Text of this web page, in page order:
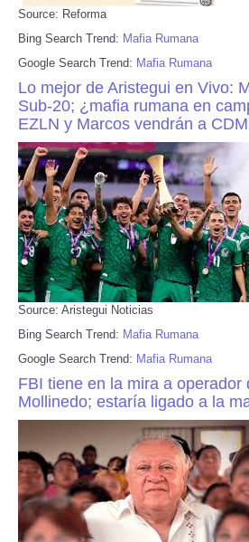
Source: Reforma
Bing Search Trend: Mafia Rumana
Google Search Trend: Mafia Rumana
Lo mejor de Aristegui en Vivo:
Sub-20; ¿mafia rumana en
EZLN y Marcos vendrán a
Source: Aristegui Noticias
Bing Search Trend: Mafia Rumana
Google Search Trend: Mafia Rumana
FBI tiene en la mira a operador
Mollinedo; estaría ligado a la